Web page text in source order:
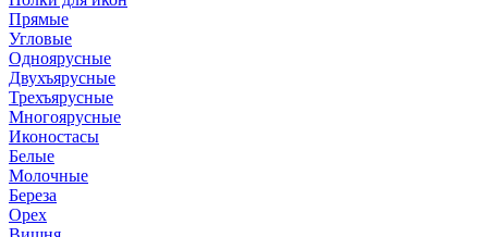
Прямые
Угловые
Одноярусные
Двухъярусные
Трехъярусные
Многоярусные
Иконостасы
Белые
Молочные
Береза
Орех